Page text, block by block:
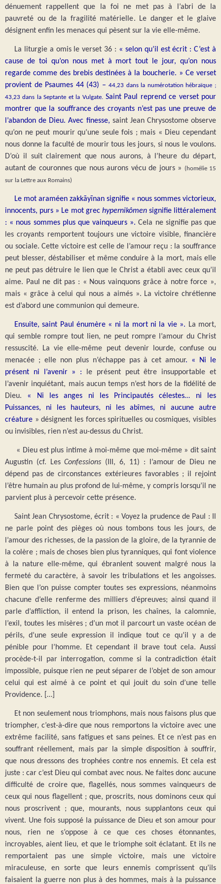
dénuement rappellent que la foi ne met pas à l’abri de la
pauvreté ou de la fragilité matérielle. Le danger et le glaive
désignent enfin les menaces qui pèsent sur la vie elle-même.
La liturgie a omis le verset 36 : « selon qu’il est écrit : C’est à
cause de toi qu’on nous met à mort tout le jour, qu’on nous
regarde comme des brebis destinées à la boucherie. » Ce verset
provient de Psaumes 44 (43) –44,23 dans la numérotation hébraïque ;
43,23 dans la Septante et la Vulgate.Saint Paul reprend ce verset pour
montrer que la souffrance des croyants n’est pas une preuve de
l’abandon de Dieu. Avec finesse, saint Jean Chrysostome observe
qu’on ne peut mourir qu’une seule fois ; mais « Dieu cependant
nous donne la faculté de mourir tous les jours, si nous le voulons.
D’où il suit clairement que nous aurons, à l’heure du départ,
autant de couronnes que nous aurons vécu de jours »
(homélie 15
sur la Lettre aux Romains)
Le mot araméen zakkāyīnan signifie « nous sommes victorieux,
innocents, purs » Le mot grec hypernikômensignifie littéralement
: « nous sommes plus que vainqueurs ».Cela ne signifie pas que
les croyants remportent toujours une victoire visible, financière
ou sociale. Cette victoire est celle de l’amour reçu : la souffrance
peut blesser, déstabiliser et même conduire à la mort, mais elle
ne peut pas détruire le lien que le Christ a établi avec ceux qu’il
aime. Paul ne dit pas : « Nous vainquons grâce à notre force »,
mais « grâce à celui qui nous a aimés ». La victoire chrétienne
est d’abord une communion qui demeure.
Ensuite, saint Paul énumère « ni la mort ni la vie ». La mort,
qui semble rompre tout lien, ne peut rompre l’amour du Christ
ressuscité. La vie elle-même peut devenir lourde, confuse ou
menacée ; elle non plus n’échappe pas à cet amour. « Ni le
présent ni l’avenir » :
le présent peut être insupportable et
l’avenir inquiétant, mais aucun temps n’est hors de la fidélité de
Dieu. « Ni les anges ni les Principautés célestes… ni les
Puissances, ni les hauteurs, ni les abîmes, ni aucune autre
créature » désignent les forces spirituelles ou cosmiques, visibles
ou invisibles, rien n’est au-dessus du Christ.
« Dieu est plus intime à moi-même que moi-même » dit saint
Augustin (cf. LesConfessions (III, 6, 11) : l’amour de Dieu ne
dépend pas de circonstances extérieures favorables ; il rejoint
l’être humain au plus profond de lui-même, y compris lorsqu’il ne
parvient plus à percevoir cette présence.
Saint Jean Chrysostome, écrit : « Voyez la prudence de Paul : Il
ne parle point des pièges où nous tombons tous les jours, de
l’amour des richesses, de la passion de la gloire, de la tyrannie de
la colère ; mais de choses bien plus tyranniques, qui font violence
à la nature elle-même, qui ébranlent souvent malgré nous la
fermeté du caractère, à savoir les tribulations et les angoisses.
Bien que l’on puisse compter toutes ses expressions, néanmoins
chacune d’elle renferme des milliers d’épreuves; ainsi quand il
parle d’affliction, il entend la prison, les chaînes, la calomnie,
l’exil, toutes les misères ; d’un mot il parcourt un vaste océan de
périls, d’une seule expression il indique tout ce qu’il y a de
pénible pour l’homme. Et cependant il brave tout cela. Aussi
procède-t-il par interrogation, comme si la contradiction était
impossible, puisque rien ne peut séparer de l’objet de son amour
celui qui est aimé à ce point et qui jouit du soin d’une telle
Providence. […]
Et non seulement nous triomphons, mais nous faisons plus que
triompher, c’est-à-dire que nous remportons la victoire avec une
extrême facilité, sans fatigues et sans peines. Et ce n’est pas en
souffrant réellement, mais par la simple disposition à souffrir,
que nous dressons des trophées contre nos ennemis. Et cela est
juste : car c’est Dieu qui combat avec nous. Ne faites donc aucune
difficulté de croire que, flagellés, nous sommes vainqueurs de
ceux qui nous flagellent ; que, proscrits, nous dominons ceux qui
nous proscrivent ; que, mourants, nous supplantons ceux qui
vivent. Une fois supposé la puissance de Dieu et son amour pour
nous, rien ne s’oppose à ce que ces choses étonnantes,
incroyables, aient lieu, et que le triomphe soit éclatant. Et ils ne
remportaient pas une simple victoire, mais une victoire
miraculeuse, en sorte que leurs ennemis comprissent qu’ils
faisaient la guerre non plus à des hommes, mais à la puissance